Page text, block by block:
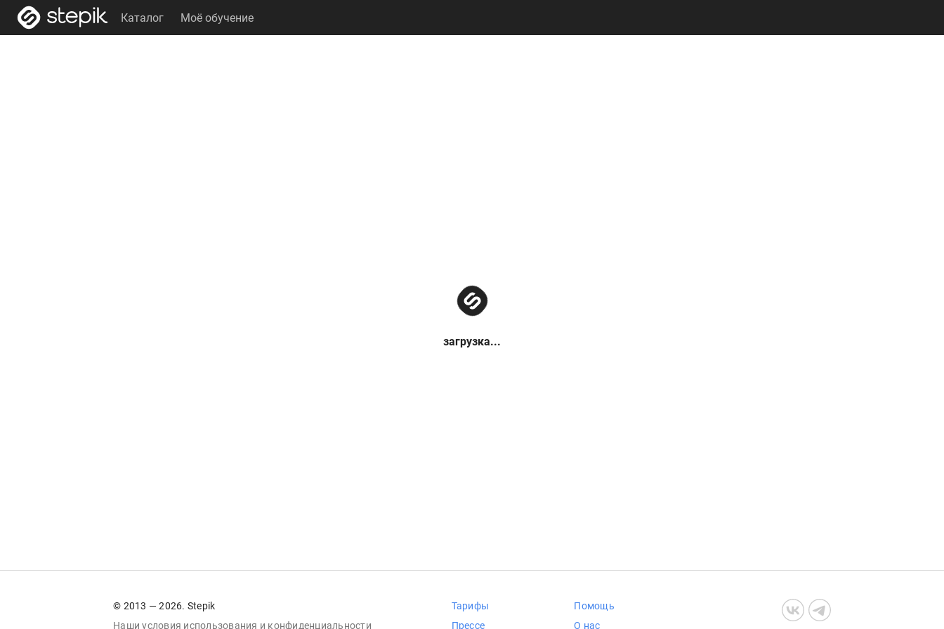
Каталог Моё обучение
загрузка...
© 2013 — 2026. Stepik
Наши условия использования и конфиденциальности
Тарифы
Прессе
Помощь
О нас